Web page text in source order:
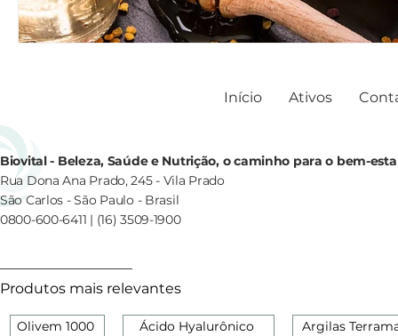
Biovital - Beleza, Saúde e Nutrição, o caminho para o bem-
Rua Dona Ana Prado, 245 - Vila Prado
São Carlos - São Paulo - Brasil
0800-600-6411 | (16) 3509-1900
Início Ativos
Produtos mais relevantes
Olivem 1000
Ácido Hyalurônico
Argilas